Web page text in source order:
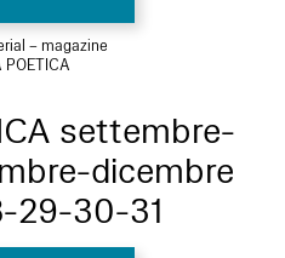
– magazine
POETICA
settembre-
dicembre
29-30-31